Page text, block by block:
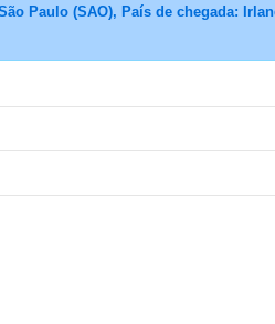
Paulo (SAO), País de chegada: